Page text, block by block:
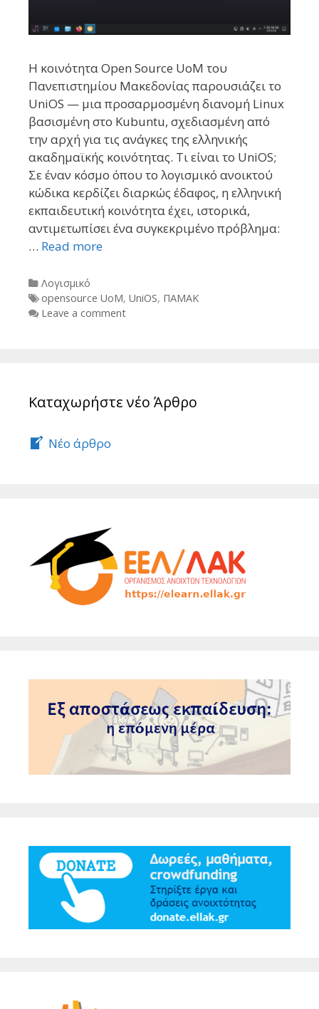
Η κοινότητα Open Source UoM του
Πανεπιστημίου Μακεδονίας παρουσιάζει το
UniOS — μια προσαρμοσμένη διανομή Linux
βασισμένη στο Kubuntu, σχεδιασμένη από
την αρχή για τις ανάγκες της ελληνικής
ακαδημαϊκής κοινότητας. Τι είναι το UniOS;
Σε έναν κόσμο όπου το λογισμικό ανοικτού
κώδικα κερδίζει διαρκώς έδαφος, η ελληνική
εκπαιδευτική κοινότητα έχει, ιστορικά,
αντιμετωπίσει ένα συγκεκριμένο πρόβλημα:
… Read more
Categories
Λογισμικό
Tags
opensource UoM, UniOS, ΠΑΜΑΚ
Leave a comment
Καταχωρήστε νέο Άρθρο
Νέο άρθρο